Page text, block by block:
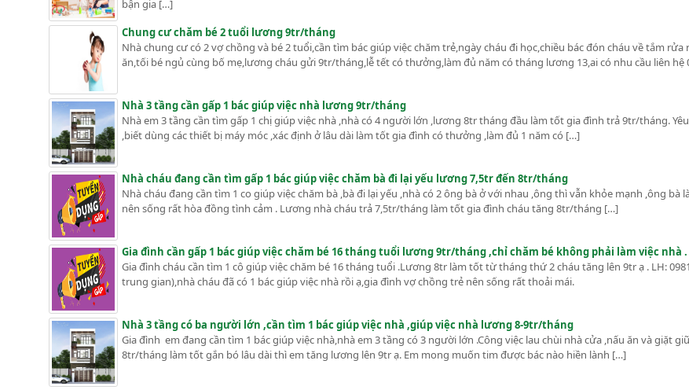
bận gia […]
Chung cư chăm bé 2 tuổi lương 9tr/tháng
Nhà chung cư có 2 vợ chồng và bé 2 tuổi,cần tìm bác giúp việc chăm trẻ,ngày cháu đi học,chiều bác đón cháu về tắm rửa
ăn,tối bé ngủ cùng bố mẹ,lương cháu gửi 9tr/tháng,lễ tết có thưởng,làm đủ năm có tháng lương 13,ai có nhu cầu liên hệ
Nhà 3 tầng cần gấp 1 bác giúp việc nhà lương 9tr/tháng
Nhà em 3 tầng cần tìm gấp 1 chị giúp việc nhà ,nhà có 4 người lớn ,lương 8tr tháng đầu làm tốt gia đình trả 9tr/tháng.
,biết dùng các thiết bị máy móc ,xác định ở lâu dài làm tốt gia đình có thưởng ,làm đủ 1 năm có […]
Nhà cháu đang cần tìm gấp 1 bác giúp việc chăm bà đi lại yếu lương 7,5tr đến 8tr/tháng
Nhà cháu đang cần tìm 1 co giúp việc chăm bà ,bà đi lại yếu ,nhà có 2 ông bà ở với nhau ,ông thì vẫn khỏe mạnh ,ông bà
nên sống rất hòa đồng tình cảm . Lương nhà cháu trả 7,5tr/tháng làm tốt gia đình cháu tăng 8tr/tháng […]
Gia đình cần gấp 1 bác giúp việc chăm bé 16 tháng tuổi lương 9tr/tháng ,chỉ chăm bé không phải làm việc nhà .
Gia đình cháu cần tìm 1 cô giúp việc chăm bé 16 tháng tuổi .Lương 8tr làm tốt từ tháng thứ 2 cháu tăng lên 9tr ạ . LH:
trung gian),nhà cháu đã có 1 bác giúp việc nhà rồi ạ,gia đình vợ chồng trẻ nên sống rất thoải mái.
Nhà 3 tầng có ba người lớn ,cần tìm 1 bác giúp việc nhà ,giúp việc nhà lương 8-9tr/tháng
Gia đình em đang cần tìm 1 bác giúp việc nhà,nhà em 3 tầng có 3 người lớn .Công việc lau chùi nhà cửa ,nấu ăn và giặt
8tr/tháng làm tốt gắn bó lâu dài thì em tăng lương lên 9tr ạ. Em mong muốn tim được bác nào hiền lành […]